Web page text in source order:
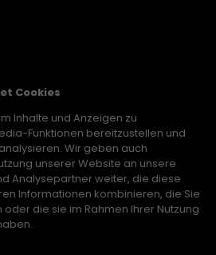
Cookies
Inhalte und Anzeigen zu
Funktionen bereitzustellen und
Wir geben auch
unserer Website an unsere
Analysepartner weiter, die diese
Informationen kombinieren, die Sie
die sie im Rahmen Ihrer Nutzung